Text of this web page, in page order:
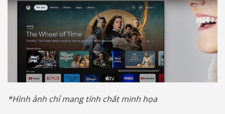
*Hình ảnh chỉ mang tính chất minh họa